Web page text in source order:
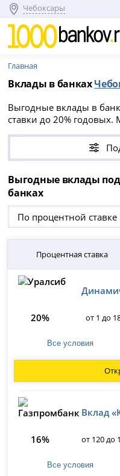
Чебоксары
Главная
Вклады в банках
Выгодные вклады в
ставки до 20%
вкладов в Чебоксарах,
срок от 1 до 5760 дней,
000 ₽.
Выгодные вклады
банках
По процентной ставке
Процентная ставка
20% от 1 до
Все условия
Вклад
16% от 120 до
Все условия